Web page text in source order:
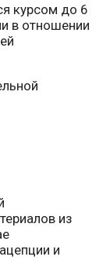
курсом до 6
в отношении
из
и